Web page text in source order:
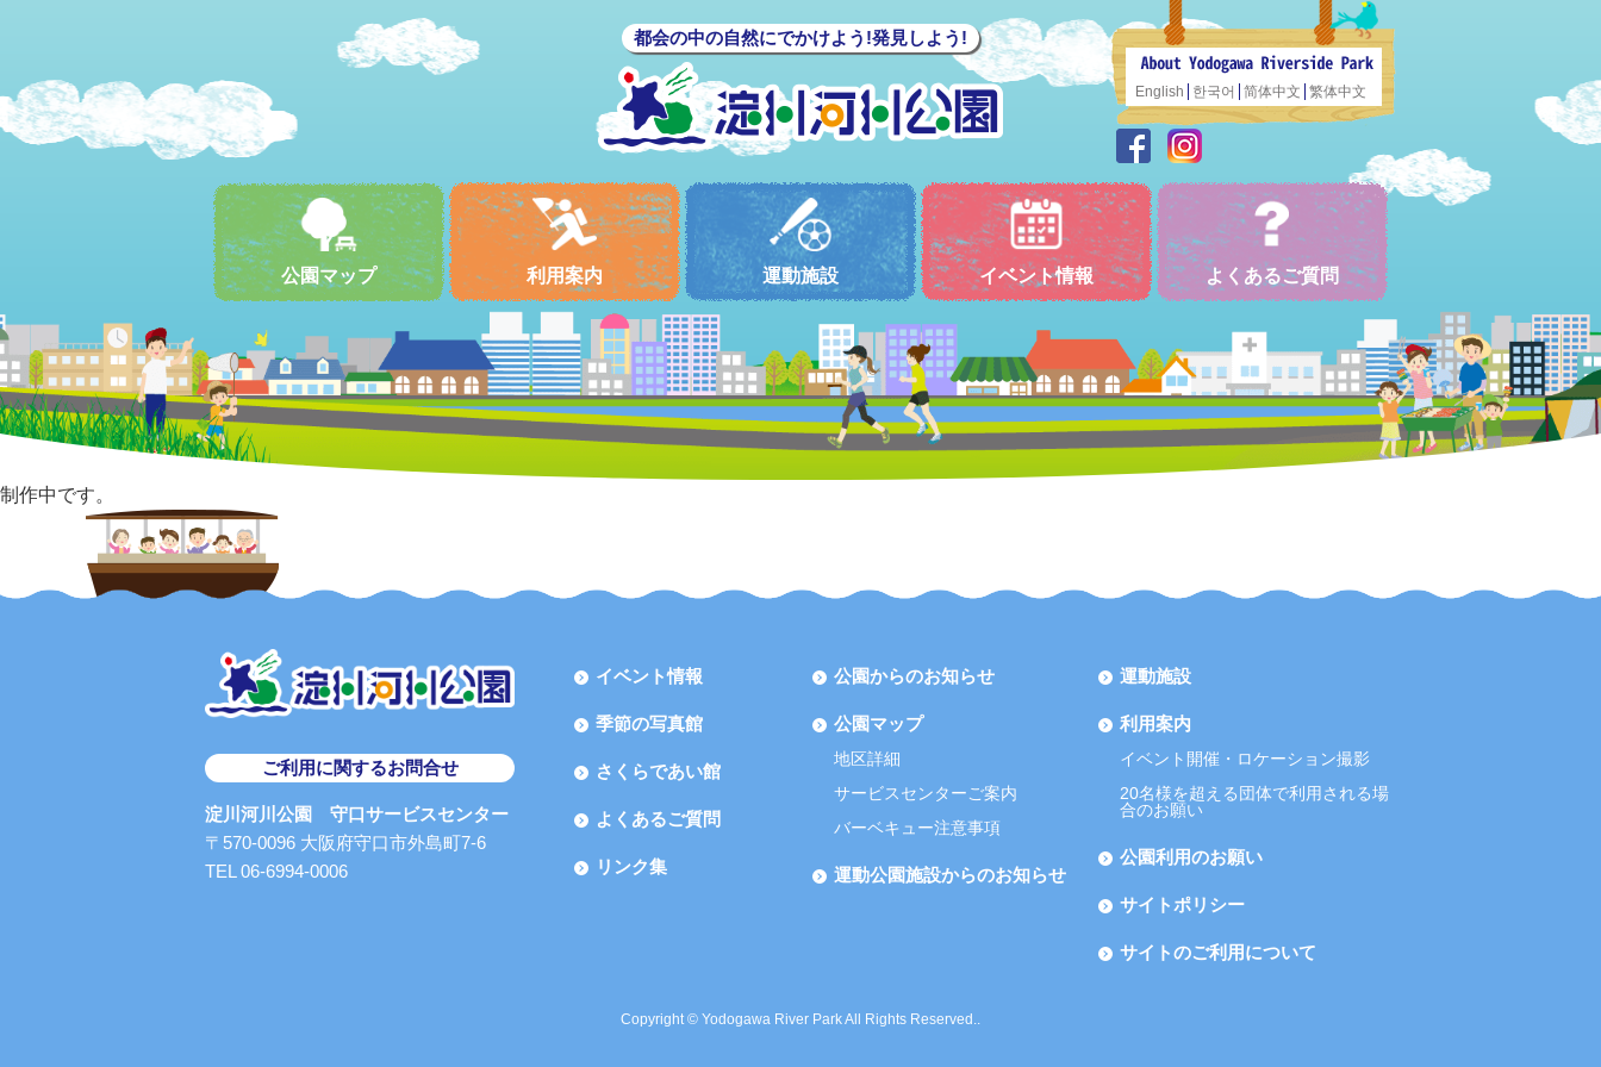
都会の中の自然にでかけよう!発見しよう!
English 한국어 简体中文 繁体中文
公園マップ 利用案内 運動施設 イベント情報 よくあるご質問
制作中です。
ご利用に関するお問合せ
淀川河川公園 守口サービスセンター
〒570-0096 大阪府守口市外島町7-6
TEL 06-6994-0006
イベント情報
季節の写真館
さくらであい館
よくあるご質問
リンク集
公園からのお知らせ
公園マップ
地区詳細
サービスセンターご案内
バーベキュー注意事項
運動公園施設からのお知らせ
運動施設
利用案内
イベント開催・ロケーション撮影
20名様を超える団体で利用される場
合のお願い
公園利用のお願い
サイトポリシー
サイトのご利用について
Copyright © Yodogawa River Park All Rights Reserved..